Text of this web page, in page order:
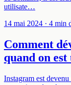
utilisate…
14 mai 2024 · 4 min
Comment
quand on
Instagram est